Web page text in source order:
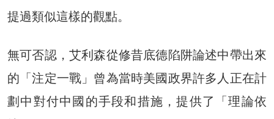
提過類似這樣的觀點。
無可否認，艾利森從修昔底德陷阱論述中帶出來
的「注定一戰」曾為當時美國政界許多人正在計
劃中對付中國的手段和措施，提供了「理論依